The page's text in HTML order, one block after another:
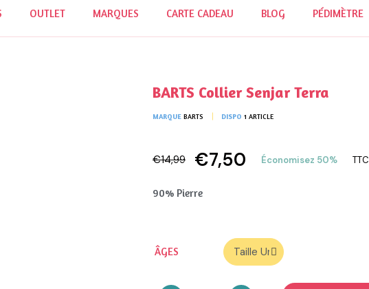
OUTLET MARQUES CARTE CADEAU BLOG PÉDIMÈTRE
BARTS Collier Senjar Terra
MARQUE BARTS DISPO 1 ARTICLE
€14,99 €7,50 Économisez 50% TTC
90% Pierre
ÂGES